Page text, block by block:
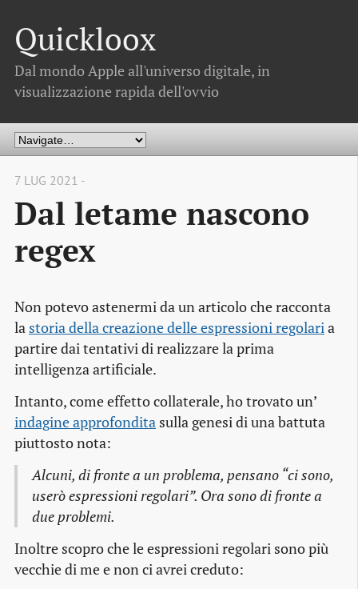
Quickloox
Dal mondo Apple all'universo digitale, in
visualizzazione rapida dell'ovvio
7 LUG 2021 -
Dal letame nascono
regex
Non potevo astenermi da un articolo che racconta
la storia della creazione delle espressioni regolaria
partire dai tentativi di realizzare la prima
intelligenza artificiale.
Intanto, come effetto collaterale, ho trovato un’
indagine approfondita sulla genesi di una battuta
piuttosto nota:
Alcuni, di fronte a un problema, pensano “ci sono,
userò espressioni regolari”. Ora sono di fronte a
due problemi.
Inoltre scopro che le espressioni regolari sono più
vecchie di me e non ci avrei creduto: